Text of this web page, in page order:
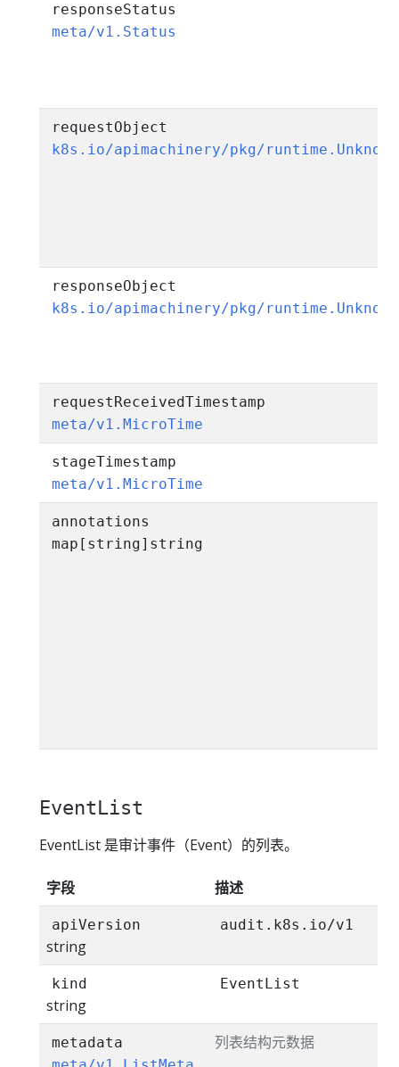
responseStatus
meta/v1.Status
requestObject
k8s.io/apimachinery/pkg/runtime.Unknown
responseObject
k8s.io/apimachinery/pkg/runtime.Unknown
requestReceivedTimestamp
meta/v1.MicroTime
stageTimestamp
meta/v1.MicroTime
annotations
map[string]string
EventList
EventList 是审计事件（Event）的列表。
字段 描述
apiVersion
string
audit.k8s.io/v1
kind
string
EventList
metadata
列表结构元数据